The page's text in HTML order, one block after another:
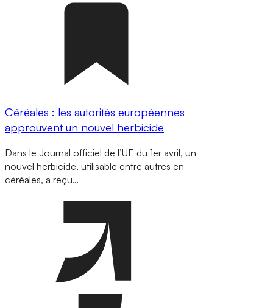
Céréales : les autorités européennes
approuvent un nouvel herbicide
Dans le Journal officiel de l’UE du 1er avril, un
nouvel herbicide, utilisable entre autres en
céréales, a reçu…